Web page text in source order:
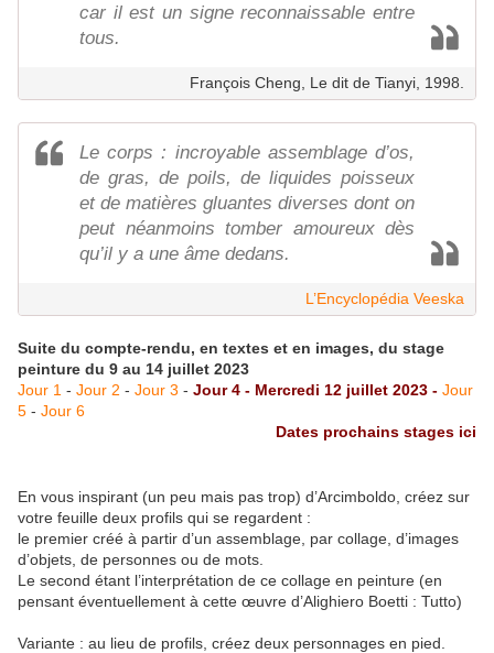
car il est un signe reconnaissable entre
tous.
François Cheng, Le dit de Tianyi, 1998.
Le corps : incroyable assemblage d’os,
de gras, de poils, de liquides poisseux
et de matières gluantes diverses dont on
peut néanmoins tomber amoureux dès
qu’il y a une âme dedans.
L’Encyclopédia Veeska
Suite du compte-rendu, en textes et en images, du stage
peinture du 9 au 14 juillet 2023
Jour 1 - Jour 2 - Jour 3 - Jour 4 - Mercredi 12 juillet 2023 - Jour
5 - Jour 6
Dates prochains stages ici
En vous inspirant (un peu mais pas trop) d’Arcimboldo, créez sur
votre feuille deux profils qui se regardent :
le premier créé à partir d’un assemblage, par collage, d’images
d’objets, de personnes ou de mots.
Le second étant l’interprétation de ce collage en peinture (en
pensant éventuellement à cette œuvre d’Alighiero Boetti : Tutto)
Variante : au lieu de profils, créez deux personnages en pied.